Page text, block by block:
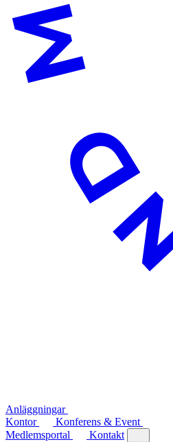
Anläggningar
Kontor
Konferens & Event
Medlemsportal
Kontakt